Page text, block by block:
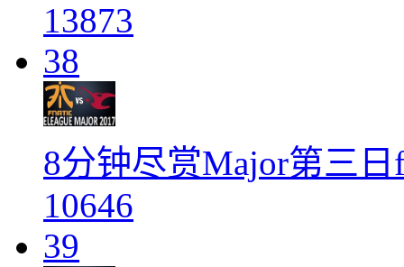
13873
38
8分钟尽赏Major第三
10646
39